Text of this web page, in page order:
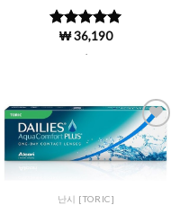
5 중에서
로 평
₩36,190
Add to
Wishlist
난시 [TORIC]